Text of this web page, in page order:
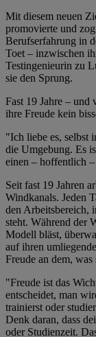
Mit diesem neuen
promovierte und
Berufserfahrung in
Toet – inzwischen
Testingenieurin zu
sie den Sprung.
Fast 19 Jahre – und
ihre Freude kein
"Ich liebe es, selbst
die Umgebung. Es
einen – hoffentlich
Seit fast 19 Jahren
Windkanals. Jeden
den Arbeitsbereich,
steht. Während der
Modell bläst,
auf ihren
Freude an dem, was
"Freude ist das
entscheidet, man
trainierst oder
Denk daran, dass
oder Studienzeit.